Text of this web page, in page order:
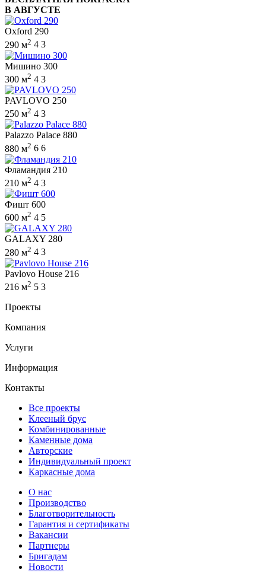
В АВГУСТЕ
Oxford 290
290 м2 4 3
Мишино 300
300 м2 4 3
PAVLOVO 250
250 м2 4 3
Palazzo Palace 880
880 м2 6 6
Фламандия 210
210 м2 4 3
Фишт 600
600 м2 4 5
GALAXY 280
280 м2 4 3
Pavlovo House 216
216 м2 5 3
Проекты
Компания
Услуги
Информация
Контакты
Все проекты
Клееный брус
Комбинированные
Каменные дома
Авторские
Индивидуальный проект
Каркасные дома
О нас
Производство
Благотворительность
Гарантия и сертификаты
Вакансии
Партнеры
Бригадам
Новости